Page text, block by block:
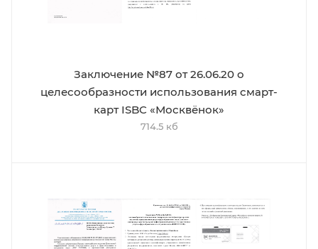
Заключение №87 от 26.06.20 о
целесообразности использования смарт-
карт ISBC «Москвёнок»
714.5 кб